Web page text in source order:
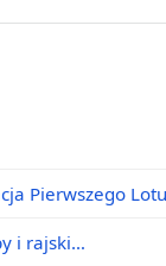
Pierwszego
i rajski…